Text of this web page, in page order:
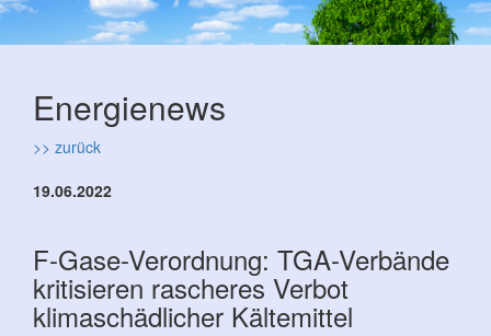
Energienews
>> zurück
19.06.2022
F-Gase-Verordnung: TGA-Verbände
kritisieren rascheres Verbot
klimaschädlicher Kältemittel